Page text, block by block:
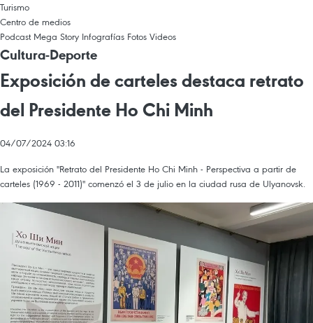
Turismo
Centro de medios
Podcast Mega Story Infografías Fotos Videos
Cultura-Deporte
Exposición de carteles destaca retrato
del Presidente Ho Chi Minh
04/07/2024 03:16
La exposición "Retrato del Presidente Ho Chi Minh - Perspectiva a partir de
carteles (1969 - 2011)" comenzó el 3 de julio en la ciudad rusa de Ulyanovsk.